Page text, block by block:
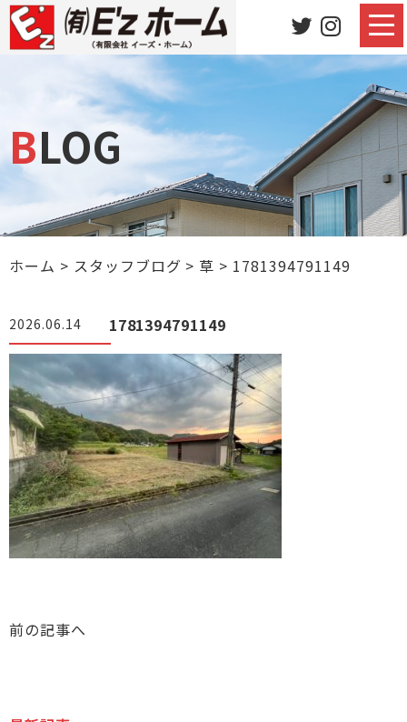
BLOG
ホーム > スタッフブログ > 草 > 1781394791149
2026.06.14 1781394791149
前の記事へ